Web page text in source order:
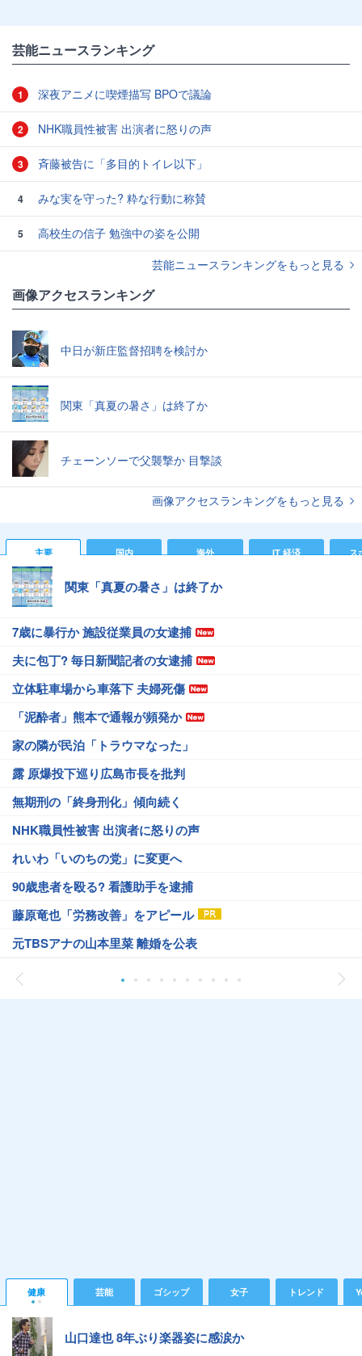
芸能ニュースランキング
1 深夜アニメに喫煙描写 BPOで議論
2 NHK職員性被害 出演者に怒りの声
3 斉藤被告に「多目的トイレ以下」
4 みな実を守った? 粋な行動に称賛
5
高校生の信子 勉強中の姿を公開
芸能ニュースランキングをもっと見る
画像アクセスランキング
中日が新庄監督招聘を検討か
関東「真夏の暑さ」は終了か
チェーンソーで父襲撃か 目撃談
画像アクセスランキングをもっと見る
主要 国内 海外 IT 経済 ス
関東「真夏の暑さ」は終了か
7歳に暴行か 施設従業員の女逮捕
夫に包丁? 毎日新聞記者の女逮捕
立体駐車場から車落下 夫婦死傷
「泥酔者」熊本で通報が頻発か
家の隣が民泊「トラウマなった」
露 原爆投下巡り広島市長を批判
無期刑の「終身刑化」傾向続く
NHK職員性被害 出演者に怒りの声
れいわ「いのちの党」に変更へ
90歳患者を殴る? 看護助手を逮捕
藤原竜也「労務改善」をアピール
元TBSアナの山本里菜 離婚を公表
健康 芸能 ゴシップ 女子 トレンド
山口達也 8年ぶり楽器姿に感涙か